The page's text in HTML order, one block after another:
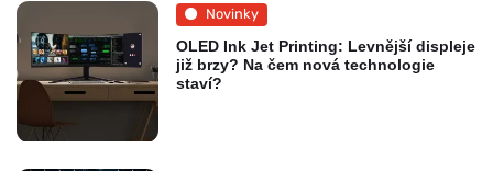
Novinky
OLED Ink Jet Printing: Levnější displeje
již brzy? Na čem nová technologie
staví?